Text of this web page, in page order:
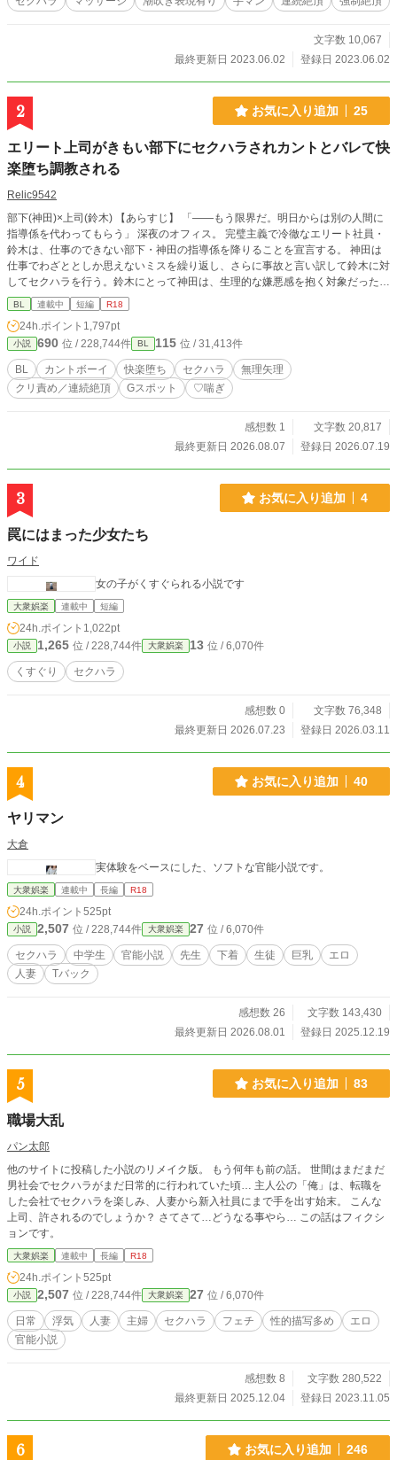
文字数 10,067
最終更新日 2023.06.02
登録日 2023.06.02
2 お気に入り追加 25
エリート上司がきもい部下にセクハラされカントとバレて快
楽堕ち調教される
Relic9542
部下(神田)×上司(鈴木) 【あらすじ】 「――もう限界だ。明日からは別の人間に
指導係を代わってもらう」 深夜のオフィス。 完璧主義で冷徹なエリート社員・
鈴木は、仕事のできない部下・神田の指導係を降りることを宣言する。 神田は
仕事でわざととしか思えないミスを繰り返し、さらに事故と言い訳して鈴木に対
してセクハラを行う。鈴木にとって神田は、生理的な嫌悪感を抱く対象だった。
しかしその瞬間、神田は豹変。大柄な体躯で鈴木を組み伏せ、鈴木が誰にも明か
さず隠し続けてきた身体の秘密——**「カント」**であることを暴いてしまう。
BL 連載中 短編 R18
24h.ポイント 1,797pt
小説 690 位 / 228,744件 BL 115 位 / 31,413件
BL カントボーイ 快楽堕ち セクハラ
無理矢理
クリ責め／連続絶頂
Gスポット ♡喘ぎ
感想数 1
文字数 20,817
最終更新日 2026.08.07
登録日 2026.07.19
3 お気に入り追加 4
罠にはまった少女たち
ワイド
女の子がくすぐられる小説です
大衆娯楽 連載中 短編
24h.ポイント 1,022pt
小説 1,265 位 / 228,744件 大衆娯楽 13 位 / 6,070件
くすぐり セクハラ
感想数 0
文字数 76,348
最終更新日 2026.07.23
登録日 2026.03.11
4 お気に入り追加 40
ヤリマン
大倉
実体験をベースにした、ソフトな官能小説です。
大衆娯楽 連載中 長編 R18
24h.ポイント 525pt
小説 2,507 位 / 228,744件 大衆娯楽 27 位 / 6,070件
セクハラ 中学生 官能小説 先生 下着 生徒 巨乳
エロ
人妻
Tバック
感想数 26
文字数 143,430
最終更新日 2026.08.01
登録日 2025.12.19
5 お気に入り追加 83
職場大乱
パン太郎
他のサイトに投稿した小説のリメイク版。 もう何年も前の話。 世間はまだまだ
男社会でセクハラがまだ日常的に行われていた頃… 主人公の「俺」は、転職を
した会社でセクハラを楽しみ、人妻から新入社員にまで手を出す始末。 こんな
上司、許されるのでしょうか？ さてさて…どうなる事やら… この話はフィクシ
ョンです。
大衆娯楽 連載中 長編 R18
24h.ポイント 525pt
小説 2,507 位 / 228,744件 大衆娯楽 27 位 / 6,070件
日常 浮気 人妻 主婦 セクハラ フェチ 性的描写多め
エロ
官能小説
感想数 8
文字数 280,522
最終更新日 2025.12.04
登録日 2023.11.05
6 お気に入り追加 246